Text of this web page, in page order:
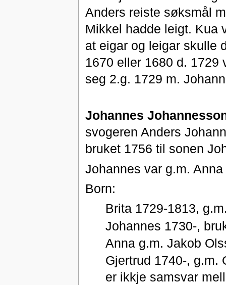
Anders reiste søksmål
Mikkel hadde leigt. Kua
at eigar og leigar skulle
1670 eller 1680 d. 1729
seg 2.g. 1729 m.
Johannes
svogeren Anders
bruket 1756 til sonen
Johannes var g.m.
Born:
Brita 1729-1813,
Johannes 1730-,
Anna g.m. Jakob
Gjertrud 1740-, g.m.
er ikkje samsvar